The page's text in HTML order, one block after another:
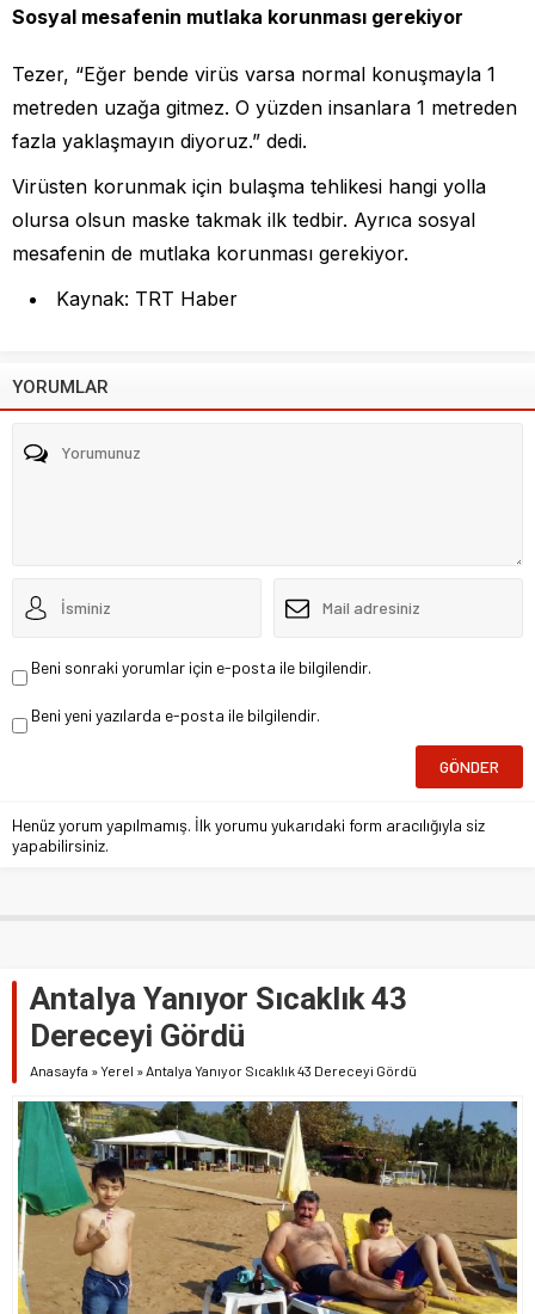
Sosyal mesafenin mutlaka korunması gerekiyor
Tezer, “Eğer bende virüs varsa normal konuşmayla 1
metreden uzağa gitmez. O yüzden insanlara 1 metreden
fazla yaklaşmayın diyoruz.” dedi.
Virüsten korunmak için bulaşma tehlikesi hangi yolla
olursa olsun maske takmak ilk tedbir. Ayrıca sosyal
mesafenin de mutlaka korunması gerekiyor.
Kaynak: TRT Haber
YORUMLAR
Beni sonraki yorumlar için e-posta ile bilgilendir.
Beni yeni yazılarda e-posta ile bilgilendir.
Henüz yorum yapılmamış. İlk yorumu yukarıdaki form aracılığıyla siz
yapabilirsiniz.
Antalya Yanıyor Sıcaklık 43
Dereceyi Gördü
Anasayfa »Yerel » Antalya Yanıyor Sıcaklık 43 Dereceyi Gördü